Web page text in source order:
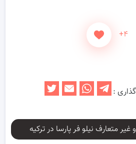
+۴
:
متعارف نیلو فر پارسا در ترکیه